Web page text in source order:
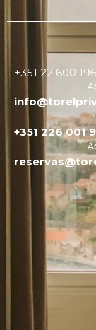
+351 22 600
+351 226 001